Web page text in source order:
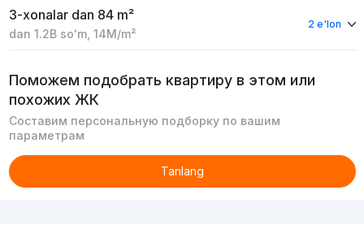
3-xonalar dan 84 m²
dan 1.2B soʻm, 14M/m²
2 e'lon
Поможем подобрать квартиру в этом или
похожих ЖК
Составим персональную подборку по вашим
параметрам
Tanlang